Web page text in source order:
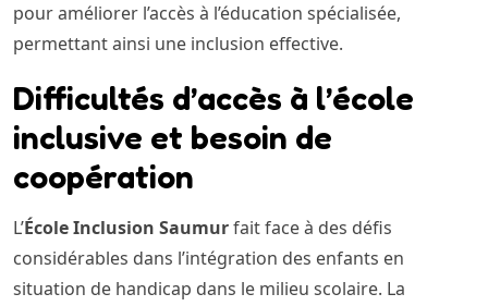
pour améliorer l’accès à l’éducation spécialisée,
permettant ainsi une inclusion effective.
Difficultés d’accès à l’école
inclusive et besoin de
coopération
L’École Inclusion Saumurfait face à des défis
considérables dans l’intégration des enfants en
situation de handicap dans le milieu scolaire. La